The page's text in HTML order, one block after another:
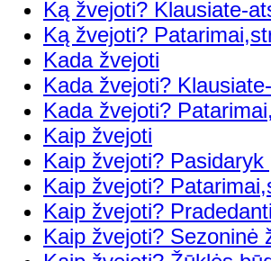
Ką žvejoti? Klausiate-
Ką žvejoti?
Kada žvejoti
Kada žvejoti?
Kada žvejoti?
Kaip žvejoti
Kaip žvejoti? Pasidaryk
Kaip žvejoti?
Kaip žvejoti?
Kaip žvejoti? Sezoninė